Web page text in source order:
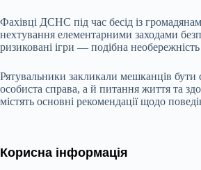
Фахівці ДСНС під час бесід із
нехтування елементарними заходами
ризиковані ігри — подібна
Рятувальники закликали мешканців
особиста справа, а й питання життя та
містять основні рекомендації щодо
Корисна інформація